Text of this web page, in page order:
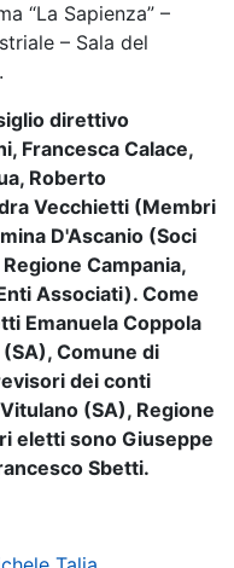
“La Sapienza” –
– Sala del
direttivo
Francesca Calace,
Roberto
Vecchietti (Membri
D'Ascanio (Soci
Campania,
Associati). Come
Emanuela Coppola
Comune di
dei conti
(SA), Regione
eletti sono Giuseppe
Sbetti.